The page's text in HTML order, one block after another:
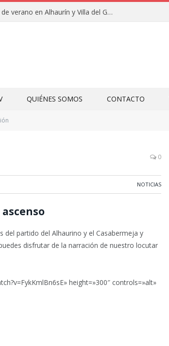
Clausuras de los campamentos de verano en Alhaurín y Villa del Guadalhorce 2026
QUIÉNES SOMOS CONTACTO
0
NOTICIAS
partido del Alhaurino y el Casabermeja y
disfrutar de la narración de nuestro locutar
height=»300″ controls=»alt»